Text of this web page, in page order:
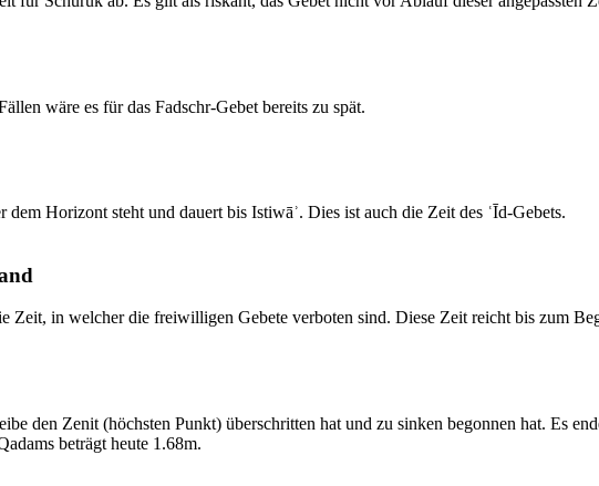
wäre es für das Fadschr-Gebet bereits zu spät.
Horizont steht und dauert bis Istiwāʾ. Dies ist auch die Zeit des ʿĪd-Gebets.
Zeit, in welcher die freiwilligen Gebete verboten sind. Diese Zeit reicht bis zum
den Zenit (höchsten Punkt) überschritten hat und zu sinken begonnen hat. Es
beträgt heute 1.68m.